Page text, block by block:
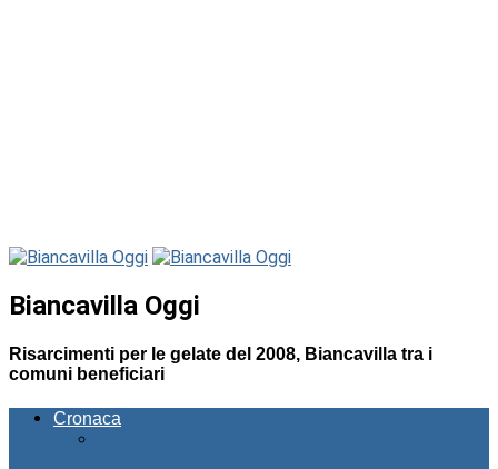
Biancavilla Oggi
Risarcimenti per le gelate del 2008, Biancavilla tra i
comuni beneficiari
Cronaca